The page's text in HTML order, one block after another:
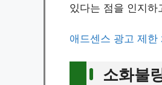
있다는 점을 인지
애드센스 광고 제한
소화불